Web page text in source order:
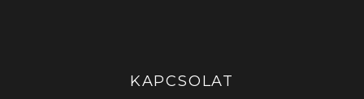
KAPCSOLAT